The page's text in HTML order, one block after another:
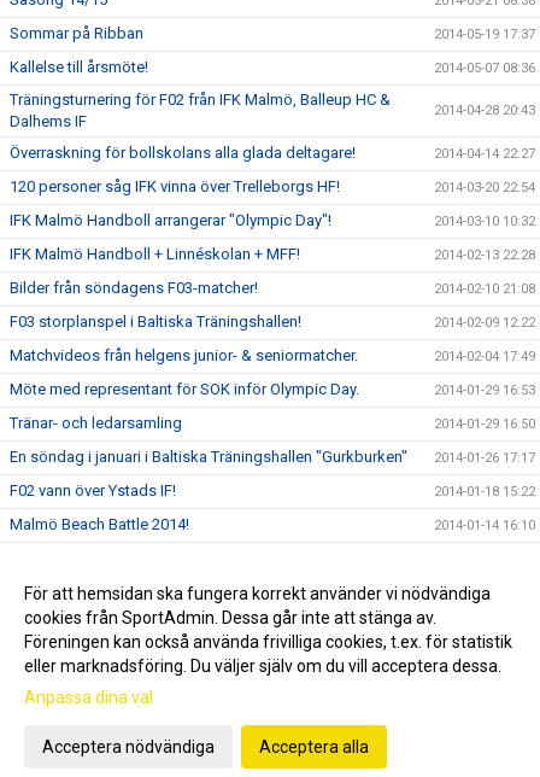
Sommar på Ribban 2014-05-19 17:37
Kallelse till årsmöte! 2014-05-07 08:36
Träningsturnering för F02 från IFK Malmö, Balleup HC &
Dalhems IF
2014-04-28 20:43
Överraskning för bollskolans alla glada deltagare! 2014-04-14 22:27
120 personer såg IFK vinna över Trelleborgs HF! 2014-03-20 22:54
IFK Malmö Handboll arrangerar "Olympic Day"! 2014-03-10 10:32
IFK Malmö Handboll + Linnéskolan + MFF! 2014-02-13 22:28
Bilder från söndagens F03-matcher! 2014-02-10 21:08
F03 storplanspel i Baltiska Träningshallen! 2014-02-09 12:22
Matchvideos från helgens junior- & seniormatcher. 2014-02-04 17:49
Möte med representant för SOK inför Olympic Day. 2014-01-29 16:53
Tränar- och ledarsamling 2014-01-29 16:50
En söndag i januari i Baltiska Träningshallen "Gurkburken" 2014-01-26 17:17
F02 vann över Ystads IF! 2014-01-18 15:22
Malmö Beach Battle 2014! 2014-01-14 16:10
”Kanariefåglarnas” Erik Helgsten stängde igen buren 2013-12-28 11:34
Julfesten! 2013-12-04 22:49
Gå till Webbversion
För att hemsidan ska fungera korrekt använder vi nödvändiga
cookies från SportAdmin. Dessa går inte att stänga av.
Föreningen kan också använda frivilliga cookies, t.ex. för statistik
eller marknadsföring. Du väljer själv om du vill acceptera dessa.
Anpassa dina val
Acceptera nödvändiga Acceptera alla